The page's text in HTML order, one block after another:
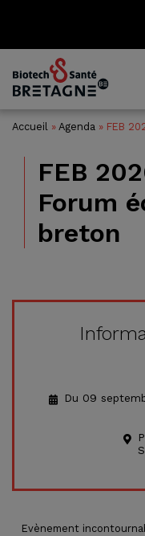
Accueil » Agenda » FEB
FEB
Forum
breton
Evènement
Du 09